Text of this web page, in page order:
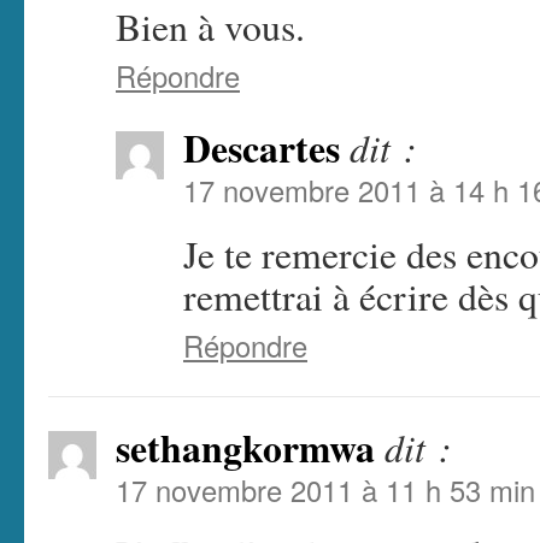
Bien à vous.
Répondre
Descartesdit :
17 novembre 2011 à 14 h
Je te remercie des
remettrai à écrire dès
Répondre
sethangkormwadit :
17 novembre 2011 à 11 h 53 min